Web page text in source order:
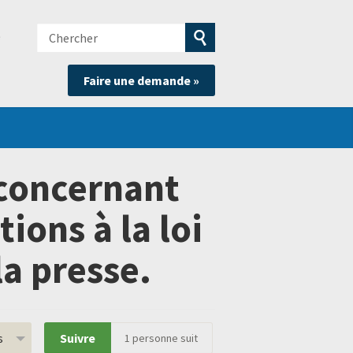
Chercher
Soumettre
la
recherche
Faire une demande »
à la loi
presse.
Suivre 1 personne suit